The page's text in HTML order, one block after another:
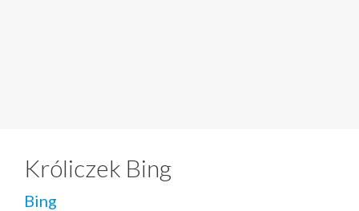
Króliczek Bing
Bing